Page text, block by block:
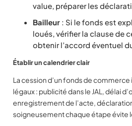
value, préparer les
Bailleur : Si le fonds est
loués, vérifier la clause de
obtenir l’accord éventuel
Établir un calendrier clair
La cession d’un fonds de
légaux : publicité dans le JAL, délai
enregistrement de l’acte,
soigneusement chaque étape évite